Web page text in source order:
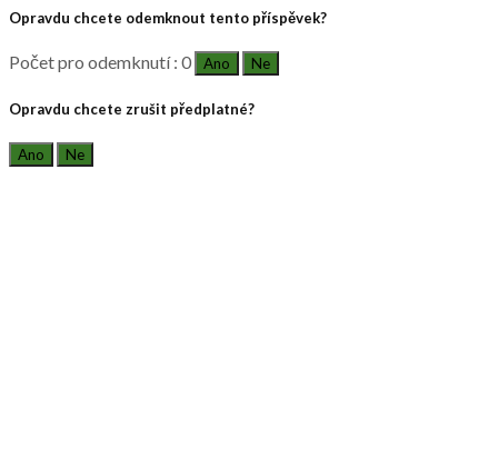
Opravdu chcete odemknout tento příspěvek?
Počet pro odemknutí : 0 Ano Ne
Opravdu chcete zrušit předplatné?
Ano Ne